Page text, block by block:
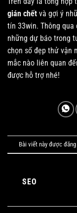
gián chết và gợi ý
tín 33win. Thông
những dự báo trong
chọn số đẹp thử vận
mắc nào liên quan
được hỗ trợ nhé!
Bài viết này được
SEO
VIVU88 – Sự Thật